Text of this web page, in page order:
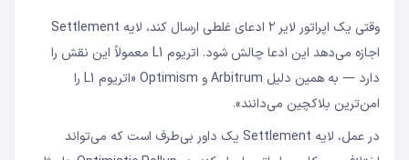
وقتی یک اپراتور لایر ۲ ادعای غلطی ارسال کند، لایه Settlement
اجازه می‌دهد این ادعا چالش شود. اتریوم L1 معمولاً این نقش را
دارد — به همین دلیل Arbitrum و Optimism «اتریوم L1 را
امن‌ترین بلاکچین می‌دانند».
در عمل، لایه Settlement یک داور بی‌طرف است که می‌تواند